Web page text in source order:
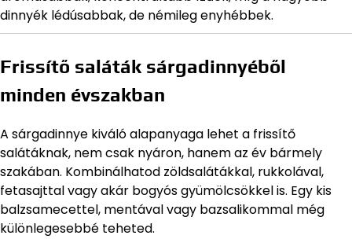
dinnyék lédúsabbak, de némileg enyhébbek.
Frissítő saláták sárgadinnyéből
minden évszakban
A sárgadinnye kiváló alapanyaga lehet a frissítő
salátáknak, nem csak nyáron, hanem az év bármely
szakában. Kombinálhatod zöldsalátákkal, rukkolával,
fetasajttal vagy akár bogyós gyümölcsökkel is. Egy kis
balzsamecettel, mentával vagy bazsalikommal még
különlegesebbé teheted.